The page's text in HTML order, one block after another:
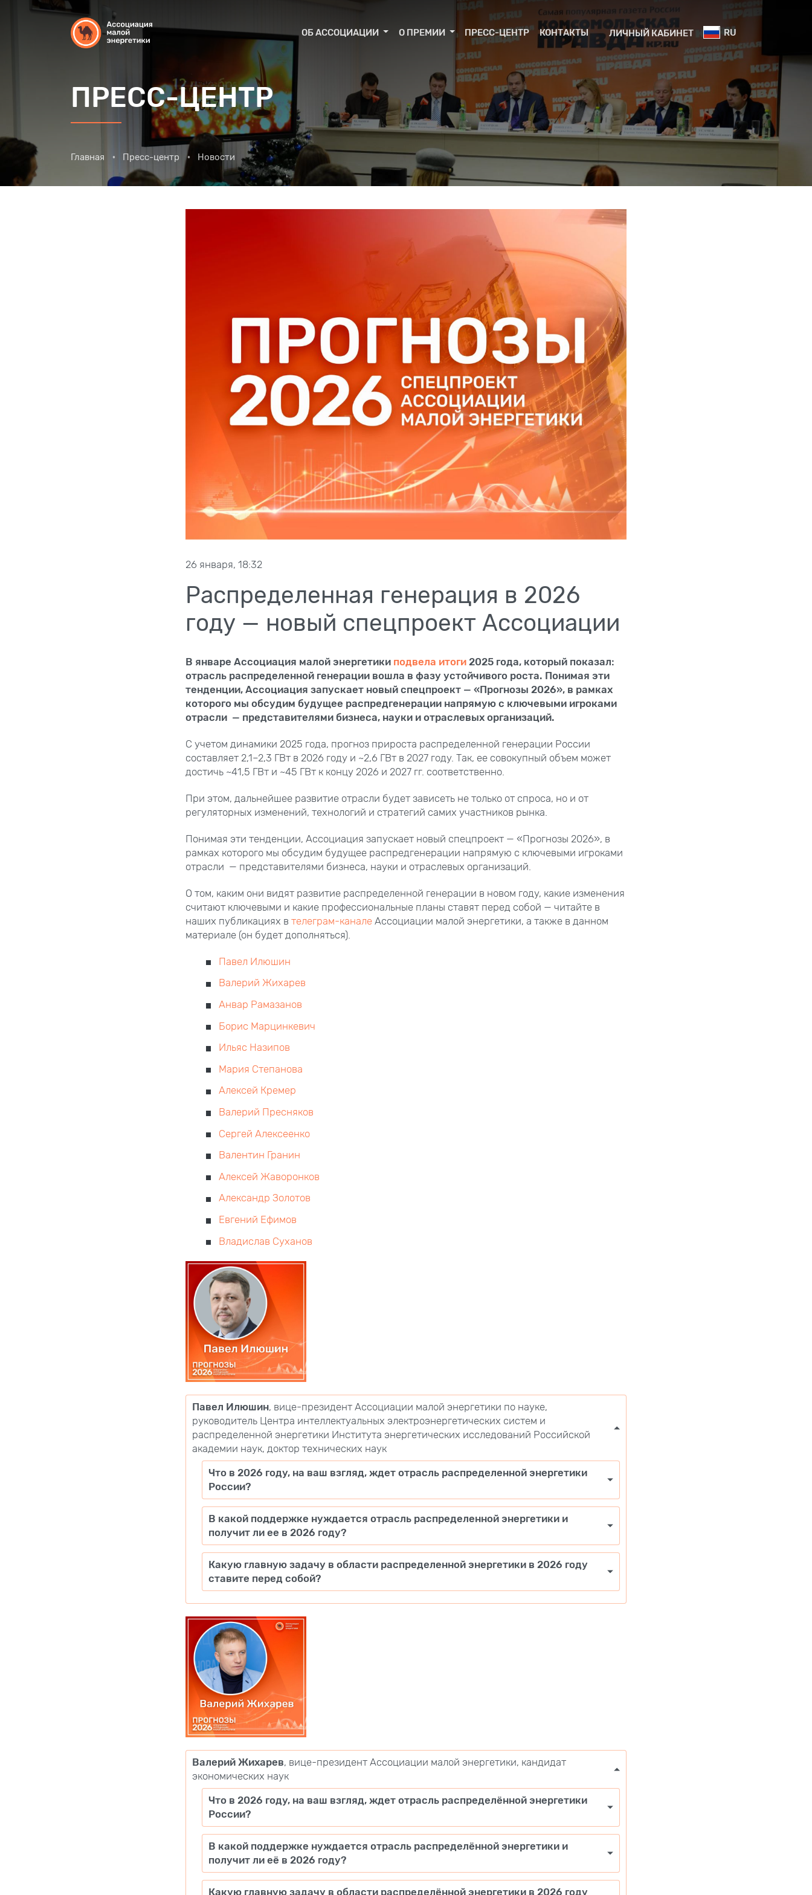
ЛИЧНЫЙ КАБИНЕТ RU
ОБ АССОЦИАЦИИ О ПРЕМИИ ПРЕСС-ЦЕНТР КОНТАКТЫ
ПРЕСС-ЦЕНТР
Главная Пресс-центр Новости
26 января, 18:32
Распределенная генерация в 2026
году — новый спецпроект Ассоциации
В январе Ассоциация малой энергетики подвела итоги 2025 года, который показал:
отрасль распределенной генерации вошла в фазу устойчивого роста. Понимая эти
тенденции, Ассоциация запускает новый спецпроект — «Прогнозы 2026», в рамках
которого мы обсудим будущее распредгенерации напрямую с ключевыми игроками
отрасли — представителями бизнеса, науки и отраслевых организаций.
С учетом динамики 2025 года, прогноз прироста распределенной генерации России
составляет 2,1–2,3 ГВт в 2026 году и ~2,6 ГВт в 2027 году. Так, ее совокупный объем может
достичь ~41,5 ГВт и ~45 ГВт к концу 2026 и 2027 гг. соответственно.
При этом, дальнейшее развитие отрасли будет зависеть не только от спроса, но и от
регуляторных изменений, технологий и стратегий самих участников рынка.
Понимая эти тенденции, Ассоциация запускает новый спецпроект — «Прогнозы 2026», в
рамках которого мы обсудим будущее распредгенерации напрямую с ключевыми игроками
отрасли — представителями бизнеса, науки и отраслевых организаций.
О том, каким они видят развитие распределенной генерации в новом году, какие изменения
считают ключевыми и какие профессиональные планы ставят перед собой — читайте в
наших публикациях в телеграм-канале Ассоциации малой энергетики, а также в данном
материале (он будет дополняться).
Павел Илюшин
Валерий Жихарев
Анвар Рамазанов
Борис Марцинкевич
Ильяс Назипов
Мария Степанова
Алексей Кремер
Валерий Пресняков
Сергей Алексеенко
Валентин Гранин
Алексей Жаворонков
Александр Золотов
Евгений Ефимов
Владислав Суханов
Павел Илюшин, вице-президент Ассоциации малой энергетики по науке,
руководитель Центра интеллектуальных электроэнергетических систем и
распределенной энергетики Института энергетических исследований Российской
академии наук, доктор технических наук
Что в 2026 году, на ваш взгляд, ждет отрасль распределенной энергетики
России?
В какой поддержке нуждается отрасль распределенной энергетики и
получит ли ее в 2026 году?
Какую главную задачу в области распределенной энергетики в 2026 году
ставите перед собой?
Валерий Жихарев, вице-президент Ассоциации малой энергетики, кандидат
экономических наук
Что в 2026 году, на ваш взгляд, ждет отрасль распределённой энергетики
России?
В какой поддержке нуждается отрасль распределённой энергетики и
получит ли её в 2026 году?
Какую главную задачу в области распределённой энергетики в 2026 году